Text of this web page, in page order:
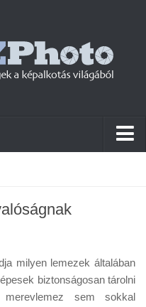
milyen lemezek általában
biztonságosan tárolni
merevlemez sem sokkal